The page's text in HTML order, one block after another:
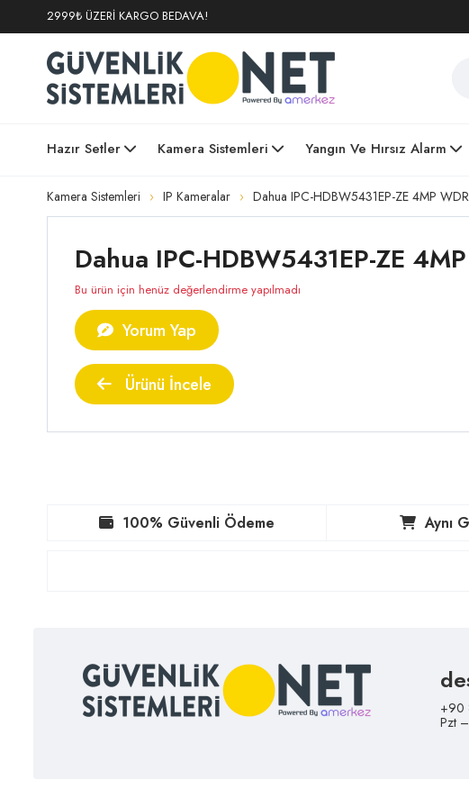
2999₺ ÜZERİ KARGO BEDAVA!
Hazır Setler Kamera Sistemleri Yangın Ve Hırsız Alarm
Kamera Sistemleri IP Kameralar Dahua IPC-HDBW5431EP-ZE 4MP
Dahua IPC-HDBW5431EP-ZE
Bu ürün için henüz değerlendirme yapılmadı
Yorum Yap
Ürünü İncele
100% Güvenli Ödeme Aynı
+90
Pzt